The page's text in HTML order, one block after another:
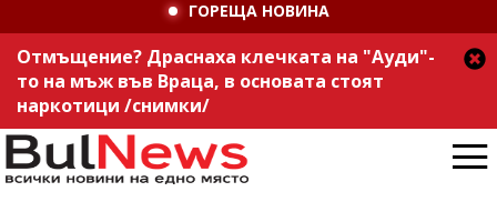
ГОРЕЩА НОВИНА
Отмъщение? Драснаха клечката на "Ауди"-
то на мъж във Враца, в основата стоят
наркотици /снимки/